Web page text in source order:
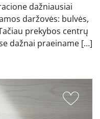
dažniausiai
daržovės: bulvės,
prekybos centrų
dažnai praeiname […]